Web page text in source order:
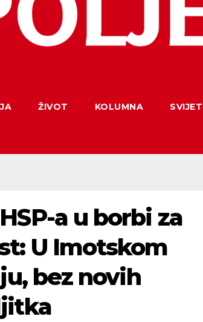
ŽIVOT KOLUMNA SVIJET
a u borbi za
U Imotskom
bez novih